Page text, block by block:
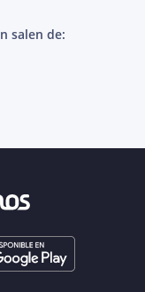
salen de: